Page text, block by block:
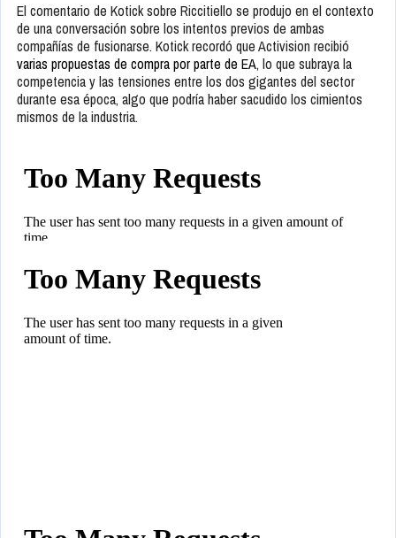
El comentario de Kotick sobre Riccitiello se produjo en el contexto
de una conversación sobre los intentos previos de ambas
compañías de fusionarse. Kotick recordó que Activision recibió
varias propuestas de compra por parte de EA, lo que subraya la
competencia y las tensiones entre los dos gigantes del sector
durante esa época, algo que podría haber sacudido los cimientos
mismos de la industria.